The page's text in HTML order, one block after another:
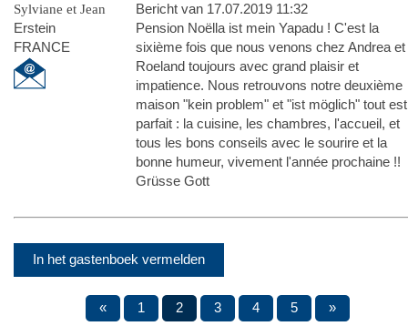
Sylviane et Jean
Erstein
FRANCE
Bericht van 17.07.2019 11:32
Pension Noëlla ist mein Yapadu ! C'est la
sixième fois que nous venons chez Andrea et
Roeland toujours avec grand plaisir et
impatience. Nous retrouvons notre deuxième
maison "kein problem" et "ist möglich" tout est
parfait : la cuisine, les chambres, l'accueil, et
tous les bons conseils avec le sourire et la
bonne humeur, vivement l'année prochaine !!
Grüsse Gott
In het gastenboek vermelden
« 1 2 3 4 5 »